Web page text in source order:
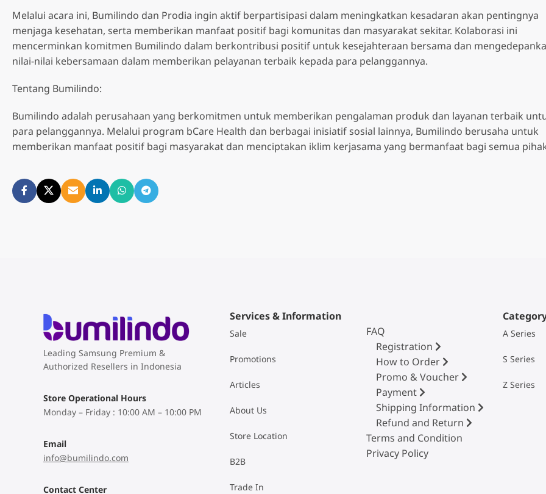
Melalui acara ini, Bumilindo dan Prodia ingin aktif berpartisipasi dalam meningkatkan kesadaran akan pentingnya
menjaga kesehatan, serta memberikan manfaat positif bagi komunitas dan masyarakat sekitar. Kolaborasi ini
mencerminkan komitmen Bumilindo dalam berkontribusi positif untuk kesejahteraan bersama dan
nilai-nilai kebersamaan dalam memberikan pelayanan terbaik kepada para pelanggannya.
Tentang Bumilindo:
Bumilindo adalah perusahaan yang berkomitmen untuk memberikan pengalaman produk dan layanan terbaik
para pelanggannya. Melalui program bCare Health dan berbagai inisiatif sosial lainnya, Bumilindo berusaha untuk
memberikan manfaat positif bagi masyarakat dan menciptakan iklim kerjasama yang bermanfaat bagi semua
Leading Samsung Premium &
Authorized Resellers in Indonesia
Store Operational Hours
Monday – Friday : 10:00 AM – 10:00 PM
Email
info@bumilindo.com
Contact Center
Services & Information
Sale
Promotions
Articles
About Us
Store Location
B2B
Trade In
FAQ
Registration
How to Order
Promo & Voucher
Payment
Shipping Information
Refund and Return
Terms and Condition
Privacy Policy
A Series
S Series
Z Series